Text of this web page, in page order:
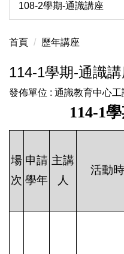
108-2學期-通識講座
首頁 歷年講座
114-1學期-通識
發佈單位 : 通識教育中心工
114-1
場
次
申請
學年
主講
人
活動